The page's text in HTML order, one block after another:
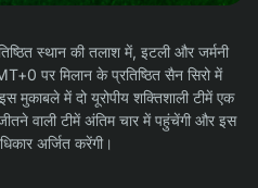
स्थान की तलाश में, इटली और जर्मनी
पर मिलान के प्रतिष्ठित सैन सिरो में
मुकाबले में दो यूरोपीय शक्तिशाली टीमें एक
वाली टीमें अंतिम चार में पहुंचेंगी और इस
अर्जित करेंगी।